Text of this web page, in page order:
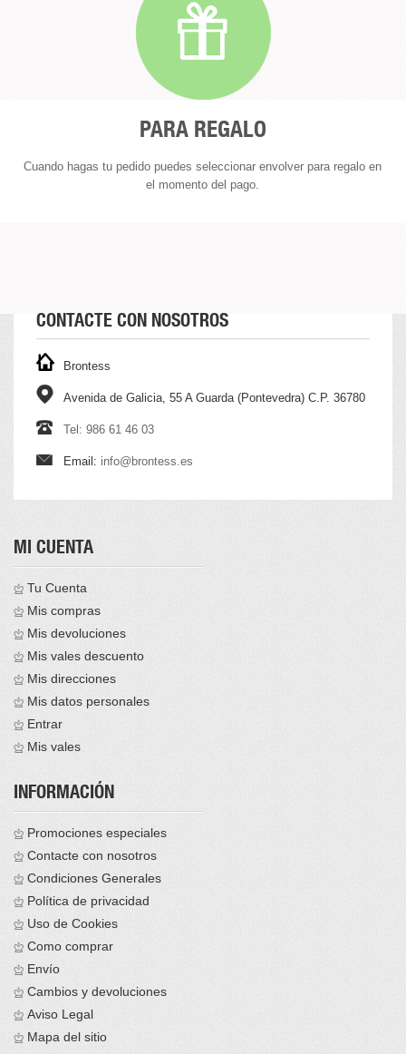
PARA REGALO
Cuando hagas tu pedido puedes seleccionar envolver para regalo en
el momento del pago.
CONTACTE CON NOSOTROS
Brontess
Avenida de Galicia, 55 A Guarda (Pontevedra) C.P. 36780
Tel: 986 61 46 03
Email: info@brontess.es
MI CUENTA
Tu Cuenta
Mis compras
Mis devoluciones
Mis vales descuento
Mis direcciones
Mis datos personales
Entrar
Mis vales
INFORMACIÓN
Promociones especiales
Contacte con nosotros
Condiciones Generales
Política de privacidad
Uso de Cookies
Como comprar
Envío
Cambios y devoluciones
Aviso Legal
Mapa del sitio